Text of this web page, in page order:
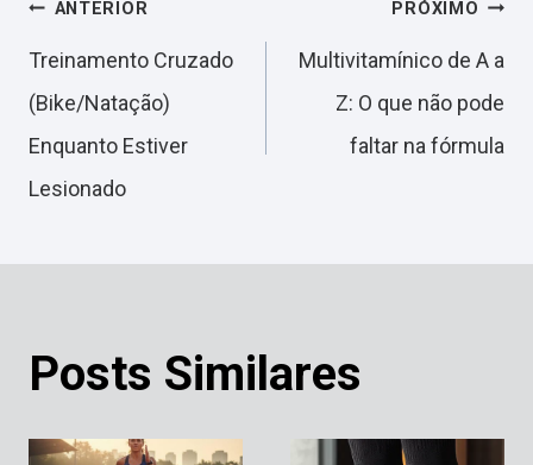
Navegação
de
Post
ANTERIOR
Treinamento Cruzado
(Bike/Natação)
Enquanto Estiver
Lesionado
PRÓXIMO
Multivitamínico de A a
Z: O que não pode
faltar na fórmula
Posts Similares